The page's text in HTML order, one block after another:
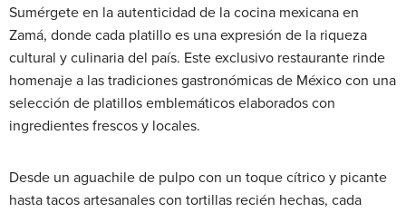
Sumérgete en la autenticidad de la cocina mexicana en
Zamá, donde cada platillo es una expresión de la riqueza
cultural y culinaria del país. Este exclusivo restaurante rinde
homenaje a las tradiciones gastronómicas de México con una
selección de platillos emblemáticos elaborados con
ingredientes frescos y locales.
Desde un aguachile de pulpo con un toque cítrico y picante
hasta tacos artesanales con tortillas recién hechas, cada